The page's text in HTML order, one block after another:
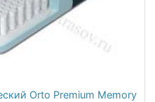
Orto Premium Memory